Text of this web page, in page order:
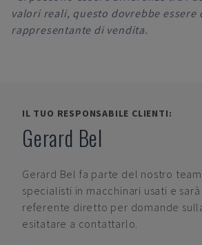
valori reali, questo dovrebbe essere
rappresentante di vendita.
IL TUO RESPONSABILE CLIENTI:
Gerard Bel
Gerard Bel fa parte del nostro
specialisti in macchinari usati e
referente diretto per domande
esitatare a contattarlo.